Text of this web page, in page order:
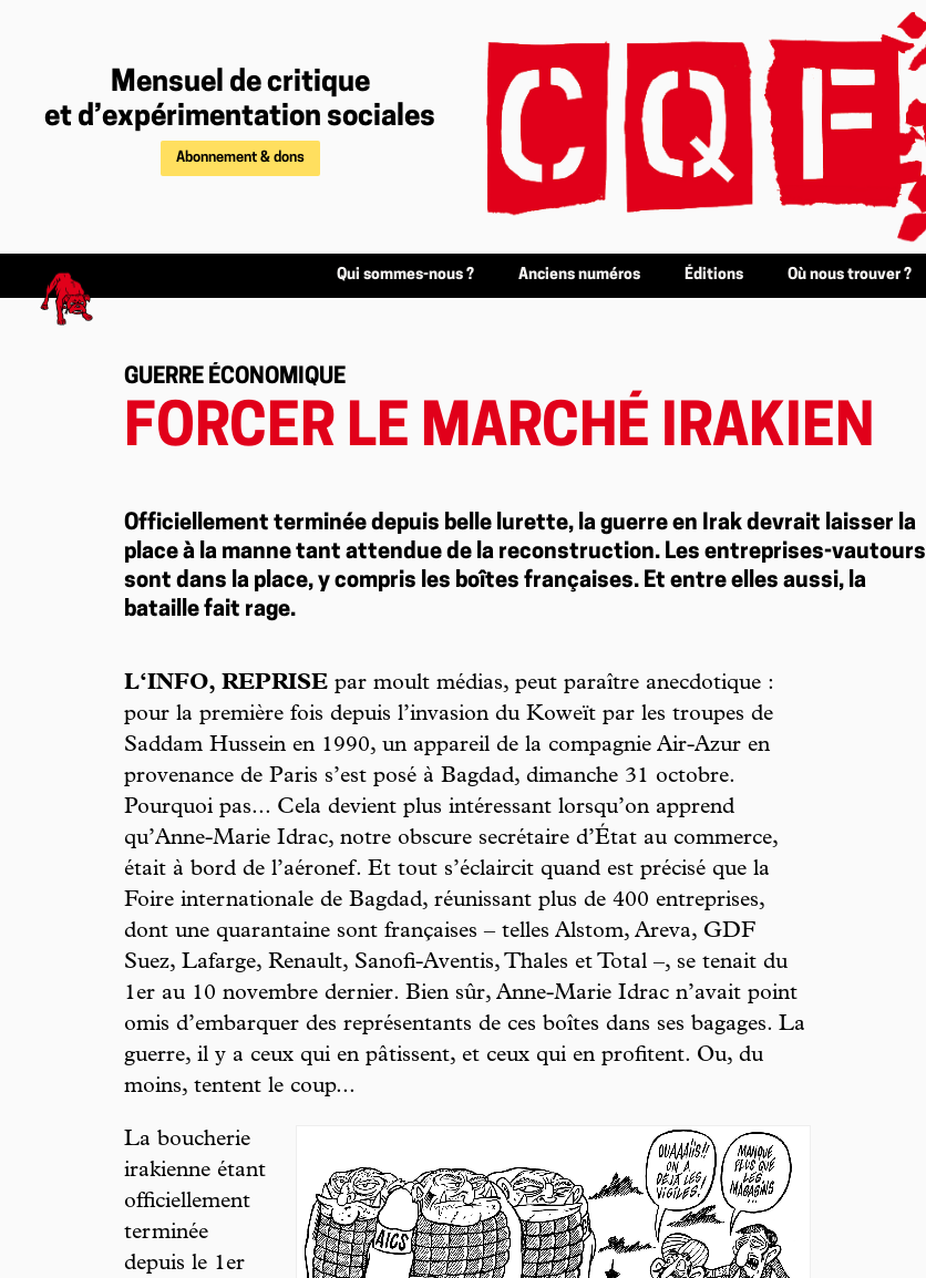
Mensuel de critique
et d’expérimentation sociales
Abonnement & dons
Qui sommes-nous ? Anciens numéros Éditions Où nous trouver ?
GUERRE ÉCONOMIQUE
FORCER LE MARCHÉ IRAKIEN
Officiellement terminée depuis belle lurette, la guerre en Irak devrait laisser la
place à la manne tant attendue de la reconstruction. Les entreprises-vautours
sont dans la place, y compris les boîtes françaises. Et entre elles aussi, la
bataille fait rage.
L‘INFO, REPRISE par moult médias, peut paraître anecdotique :
pour la première fois depuis l’invasion du Koweït par les troupes de
Saddam Hussein en 1990, un appareil de la compagnie Air-Azur en
provenance de Paris s’est posé à Bagdad, dimanche 31 octobre.
Pourquoi pas... Cela devient plus intéressant lorsqu’on apprend
qu’Anne-Marie Idrac, notre obscure secrétaire d’État au commerce,
était à bord de l’aéronef. Et tout s’éclaircit quand est précisé que la
Foire internationale de Bagdad, réunissant plus de 400 entreprises,
dont une quarantaine sont françaises – telles Alstom, Areva, GDF
Suez, Lafarge, Renault, Sanofi-Aventis, Thales et Total –, se tenait du
1er au 10 novembre dernier. Bien sûr, Anne-Marie Idrac n’avait point
omis d’embarquer des représentants de ces boîtes dans ses bagages. La
guerre, il y a ceux qui en pâtissent, et ceux qui en profitent. Ou, du
moins, tentent le coup...
La boucherie
irakienne étant
officiellement
terminée
depuis le 1er